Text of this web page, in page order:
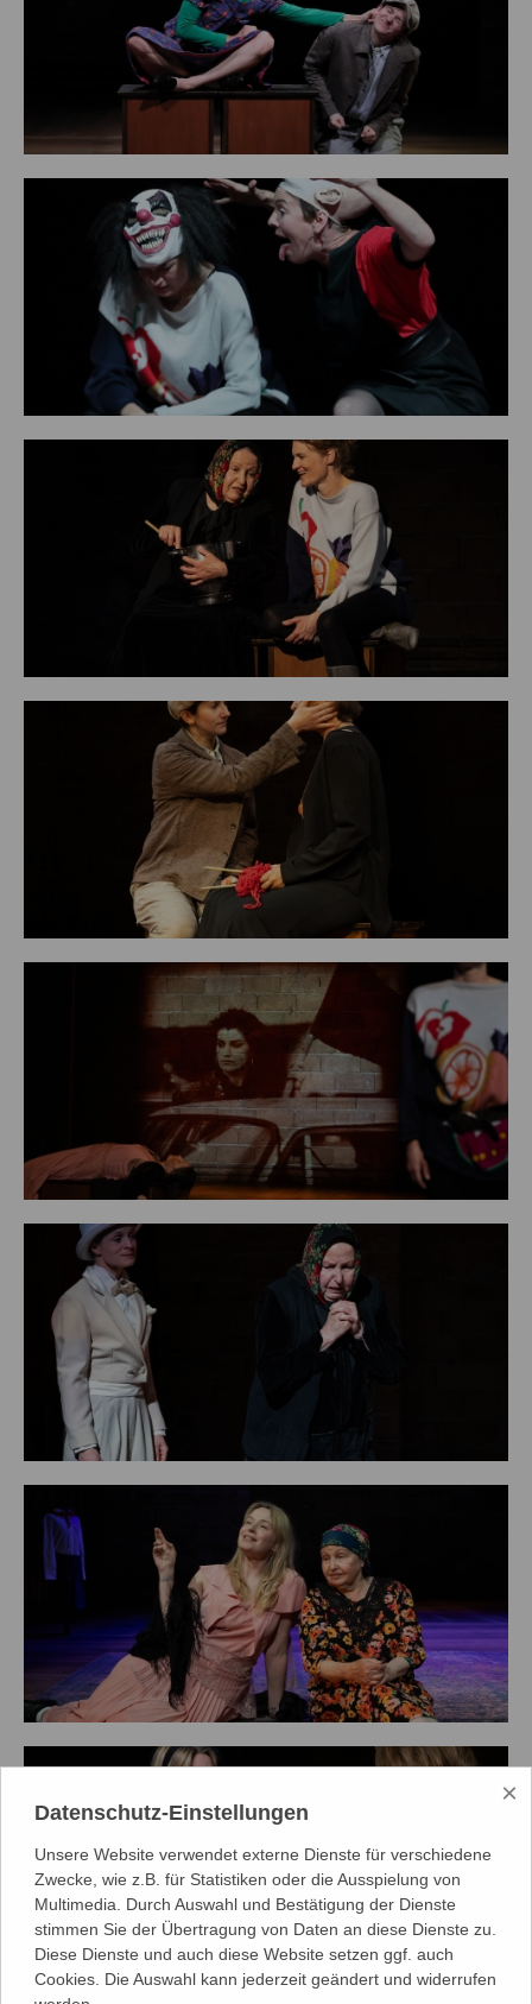
Datenschutz-Einstellungen
×
Unsere Website verwendet externe Dienste für verschiedene
Zwecke, wie z.B. für Statistiken oder die Ausspielung von
Multimedia. Durch Auswahl und Bestätigung der Dienste
stimmen Sie der Übertragung von Daten an diese Dienste zu.
Diese Dienste und auch diese Website setzen ggf. auch
Cookies. Die Auswahl kann jederzeit geändert und widerrufen